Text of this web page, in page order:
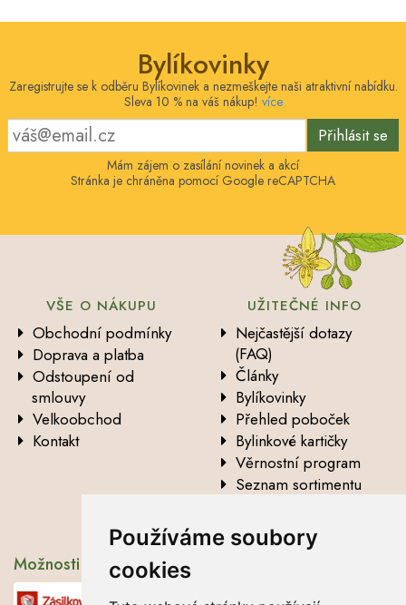
Používáme soubory
cookies
Bylíkovinky
Zaregistrujte se k odběru Bylíkovinek a nezmeškejte naši atraktivní nabídku.
Sleva 10 % na váš nákup! více
Přihlásit se
Mám zájem o zasílání novinek a akcí
Stránka je chráněna pomocí Google reCAPTCHA
VŠE O NÁKUPU
Obchodní podmínky
Doprava a platba
Odstoupení od
smlouvy
Velkoobchod
Kontakt
UŽITEČNÉ INFO
Nejčastější dotazy
(FAQ)
Články
Bylíkovinky
Přehled poboček
Bylinkové kartičky
Věrnostní program
Seznam sortimentu
údajů
Možnosti dopravy